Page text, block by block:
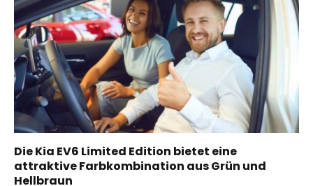
Die Kia EV6 Limited Edition bietet eine
attraktive Farbkombination aus Grün und
Hellbraun